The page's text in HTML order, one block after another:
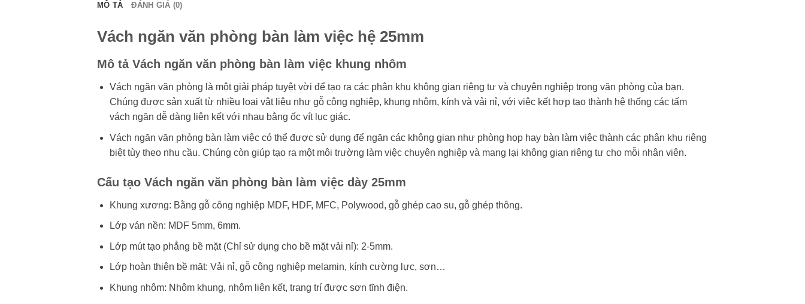
MÔ TẢ ĐÁNH GIÁ (0)
Vách ngăn văn phòng bàn làm việc hệ 25mm
Mô tả Vách ngăn văn phòng bàn làm việc khung nhôm
Vách ngăn văn phòng là một giải pháp tuyệt vời để tạo ra các phân khu không gian riêng tư và chuyên nghiệp trong văn phòng của bạn.
Chúng được sản xuất từ nhiều loại vật liệu như gỗ công nghiệp, khung nhôm, kính và vải nỉ, với việc kết hợp tạo thành hệ thống các tấm
vách ngăn dễ dàng liên kết với nhau bằng ốc vít lục giác.
Vách ngăn văn phòng bàn làm việc có thể được sử dụng để ngăn các không gian như phòng họp hay bàn làm việc thành các phân khu riêng
biệt tùy theo nhu cầu. Chúng còn giúp tạo ra một môi trường làm việc chuyên nghiệp và mang lại không gian riêng tư cho mỗi nhân viên.
Cấu tạo Vách ngăn văn phòng bàn làm việc dày 25mm
Khung xương: Bằng gỗ công nghiệp MDF, HDF, MFC, Polywood, gỗ ghép cao su, gỗ ghép thông.
Lớp ván nền: MDF 5mm, 6mm.
Lớp mút tạo phẳng bề mặt (Chỉ sử dụng cho bề mặt vải nỉ): 2-5mm.
Lớp hoàn thiện bề măt: Vải nỉ, gỗ công nghiệp melamin, kính cường lực, sơn…
Khung nhôm: Nhôm khung, nhôm liên kết, trang trí được sơn tĩnh điện.